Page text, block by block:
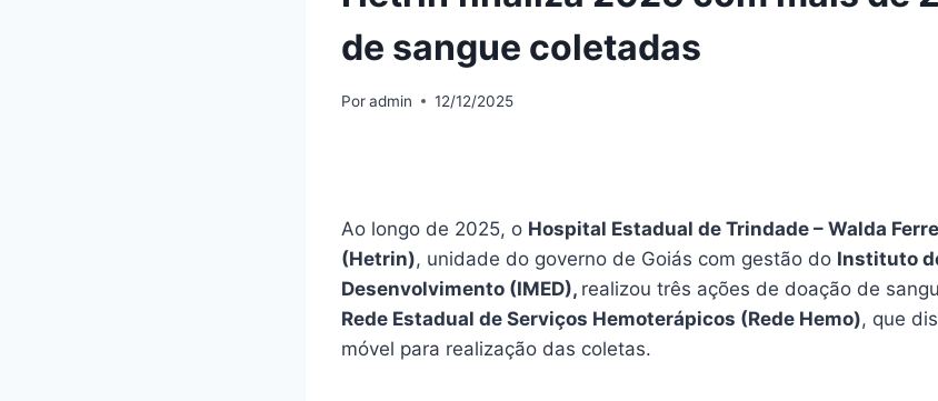
de sangue coletadas
Poradmin 12/12/2025
Ao longo de 2025, o Hospital Estadual de Trindade – Walda
(Hetrin), unidade do governo de Goiás com gestão do Instituto
Desenvolvimento (IMED), realizou três ações de doação de
Rede Estadual de Serviços Hemoterápicos (Rede Hemo), que
móvel para realização das coletas.